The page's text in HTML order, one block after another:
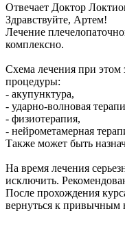
Отвечает Доктор
Здравствуйте, Артем!
Лечение
комплексно.
Схема лечения при этом
процедуры:
- акупунктура,
- ударно-волновая
- физиотерапия,
- нейрометамерная
Также может быть
На время лечения
исключить.
После прохождения
вернуться к привычным